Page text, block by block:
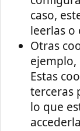
caso,
leerlas o
Otras
ejemplo,
Estas
terceras
lo que